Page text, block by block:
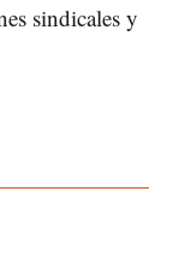
sindicales y